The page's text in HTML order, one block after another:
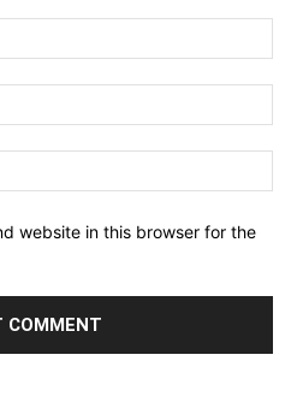
website in this browser for the